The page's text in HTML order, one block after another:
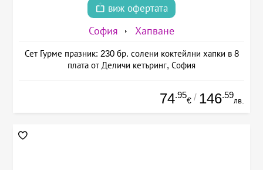
виж офертата
София Хапване
Сет Гурме празник: 230 бр. солени коктейлни хапки в 8
плата от Деличи кетъринг, София
74.95
€ / 146.59
лв.